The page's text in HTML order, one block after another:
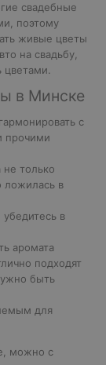
свадебные
поэтому
живые цветы
на свадьбу,
цветами.
в Минске
с
прочими
не только
ложилась в
в
аромата
подходят
быть
для
можно с